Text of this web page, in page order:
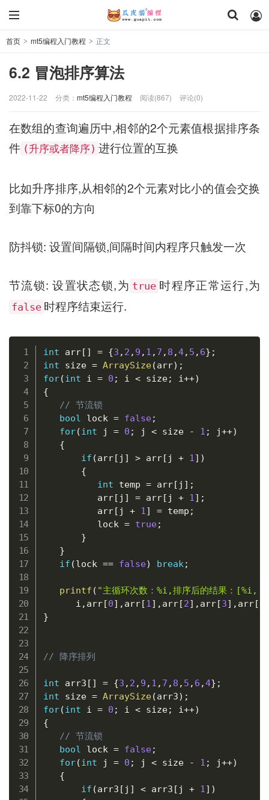
首页 > mt5编程入门教程 > 正文
6.2 冒泡排序算法
2022-11-22 分类： mt5编程入门教程 阅读(867) 评论(0)
在数组的查询遍历中,相邻的2个元素值根据排序条
件 (升序或者降序) 进行位置的互换
比如升序排序,从相邻的2个元素对比小的值会交换
到靠下标0的方向
防抖锁: 设置间隔锁,间隔时间内程序只触发一次
节流锁: 设置状态锁,为 true 时程序正常运行,为
false 时程序结束运行.
int arr[ ] = {3 , 2 , 9 , 1 , 7 , 8 ,4, 5 , 6} ;
int size = ArraySize(arr) ;
for(int i = 0 ; i < size; i++)
{
// 节流锁
bool lock = false;
for(int j = 0 ; j < size - 1 ; j++)
{
if (arr[ j ] > arr[ j + 1] )
{
int temp = arr[ j ] ;
          arr
[ j ] = arr[ j + 1] ;
          arr
[ j + 1] = temp ;
          lock
= true;
}
}
if (lock == false) break;
printf ( "主循环次数：%i,排序后的结果
      i
, arr[0] , arr[1] , arr[2] , arr[3] , arr[4
}
// 降序排列
int arr3 [ ] = {3 , 2 , 9 , 1 , 7 , 8 , 5 , 6 ,4} ;
int size = ArraySize(arr3) ;
for(int i = 0 ; i < size; i++)
{
// 节流锁
bool lock = false;
for(int j = 0 ; j < size - 1 ; j++)
{
if (arr3 [ j ] < arr3 [ j + 1] )